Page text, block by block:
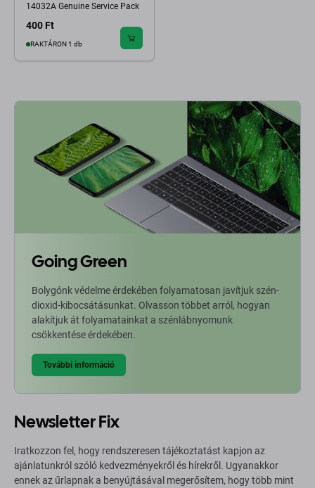
14032A Genuine Service Pack
400 Ft
RAKTÁRON 1 db
Going Green
Bolygónk védelme érdekében folyamatosan javítjuk szén-
dioxid-kibocsátásunkat. Olvasson többet arról, hogyan
alakítjuk át folyamatainkat a szénlábnyomunk
csökkentése érdekében.
További információ
Newsletter Fix
Iratkozzon fel, hogy rendszeresen tájékoztatást kapjon az
ajánlatunkról szóló kedvezményekről és hírekről. Ugyanakkor
ennek az űrlapnak a benyújtásával megerősítem, hogy több mint